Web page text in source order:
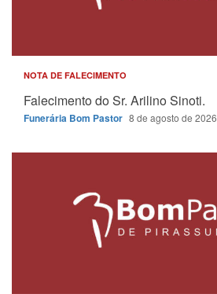
NOTA DE FALECIMENTO
Falecimento do Sr. Arilino Sinoti.
Funerária Bom Pastor 8 de agosto de 2026